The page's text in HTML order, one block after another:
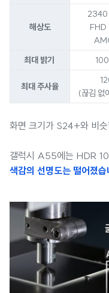
해상도
2340
최대 밝기
최대 주사율
(끊김 없
화면 크기가 S24+와 비슷
갤럭시 A55에는 HDR
색감의 선명도는 떨어졌습